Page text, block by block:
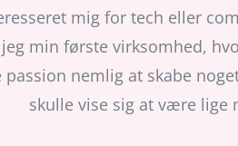
mig for tech eller
min første virksomhed,
nemlig at skabe
skulle vise sig at være lige